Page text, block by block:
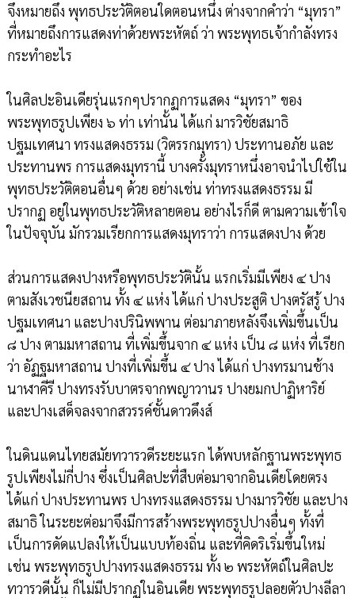
จึงหมายถึง พุทธประวัติตอนใดตอนหนึ่ง ต่างจากคำว่า “มุทรา”
ที่หมายถึงการแสดงท่าด้วยพระหัตถ์ ว่า พระพุทธเจ้ากำลังทรง
กระทำอะไร
ในศิลปะอินเดียรุ่นแรกๆปรากฏการแสดง “มุทรา” ของ
พระพุทธรูปเพียง ๖ ท่า เท่านั้น ได้แก่ มารวิชัยสมาธิ
ปฐมเทศนา ทรงแสดงธรรม (วิตรรกมุทรา) ประทานอภัย และ
ประทานพร การแสดงมุทรานี้ บางครั้งมุทราหนึ่งอาจนำไปใช้ใน
พุทธประวัติตอนอื่นๆ ด้วย อย่างเช่น ท่าทรงแสดงธรรม มี
ปรากฏ อยู่ในพุทธประวัติหลายตอน อย่างไรก็ดี ตามความเข้าใจ
ในปัจจุบัน มักรวมเรียกการแสดงมุทราว่า การแสดงปาง ด้วย
ส่วนการแสดงปางหรือพุทธประวัตินั้น แรกเริ่มมีเพียง ๔ ปาง
ตามสังเวชนียสถาน ทั้ง ๔ แห่ง ได้แก่ ปางประสูติ ปางตรัสรู้ ปาง
ปฐมเทศนา และปางปรินิพพาน ต่อมาภายหลังจึงเพิ่มขึ้นเป็น
๘ ปาง ตามมหาสถาน ที่เพิ่มขึ้นจาก ๔ แห่ง เป็น ๘ แห่ง ที่เรียก
ว่า อัฏฐมหาสถาน ปางที่เพิ่มขึ้น ๔ ปาง ได้แก่ ปางทรมานช้าง
นาฬาคีรี ปางทรงรับบาตรจากพญาวานร ปางยมกปาฏิหาริย์
และปางเสด็จลงจากสวรรค์ชั้นดาวดึงส์
ในดินแดนไทยสมัยทวารวดีระยะแรก ได้พบหลักฐานพระพุทธ
รูปเพียงไม่กี่ปาง ซึ่งเป็นศิลปะที่สืบต่อมาจากอินเดียโดยตรง
ได้แก่ ปางประทานพร ปางทรงแสดงธรรม ปางมารวิชัย และปาง
สมาธิ ในระยะต่อมาจึงมีการสร้างพระพุทธรูปปางอื่นๆ ทั้งที่
เป็นการดัดแปลงให้เป็นแบบท้องถิ่น และที่คิดริเริ่มขึ้นใหม่
เช่น พระพุทธรูปปางทรงแสดงธรรม ทั้ง ๒ พระหัตถ์ในศิลปะ
ทวารวดีนั้น ก็ไม่มีปรากฏในอินเดีย พระพุทธรูปลอยตัวปางลีลา